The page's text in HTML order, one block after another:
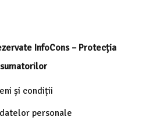
InfoCons – Protecția
și condiții
personale